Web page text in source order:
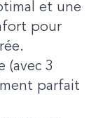
et une
pour
(avec 3
parfait